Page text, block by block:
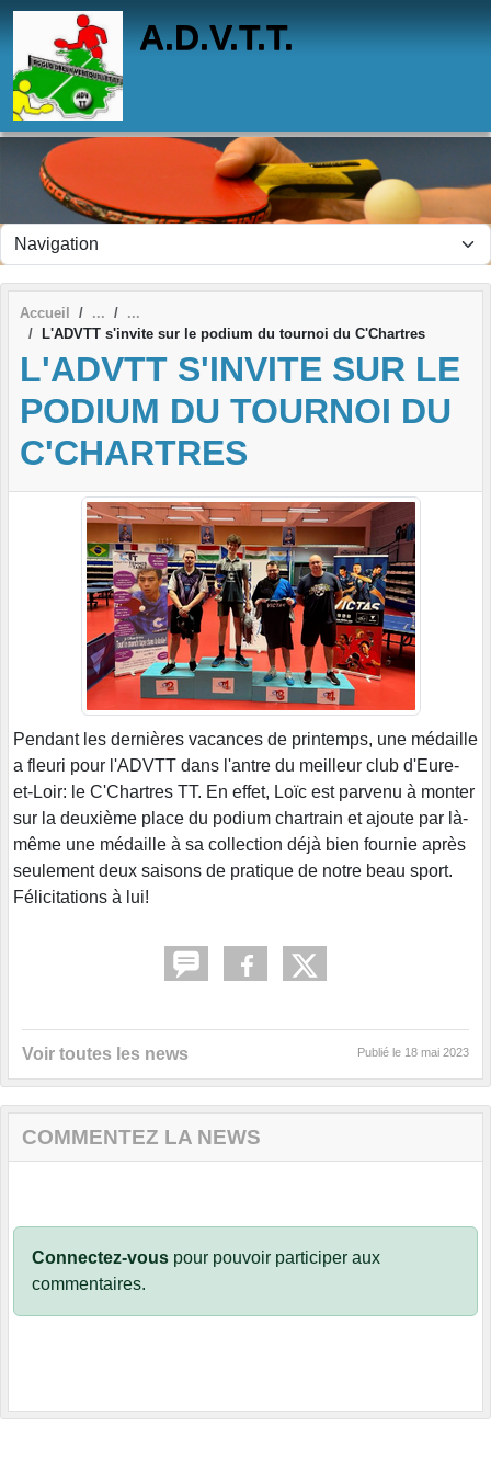
A.D.V.T.T.
Accueil
L'ADVTT s'invite sur le podium du tournoi du C'Chartres
L'ADVTT S'INVITE SUR LE
PODIUM DU TOURNOI DU
C'CHARTRES
Pendant les dernières vacances de printemps, une médaille
a fleuri pour l'ADVTT dans l'antre du meilleur club d'Eure-
et-Loir: le C'Chartres TT. En effet, Loïc est parvenu à monter
sur la deuxième place du podium chartrain et ajoute par là-
même une médaille à sa collection déjà bien fournie après
seulement deux saisons de pratique de notre beau sport.
Félicitations à lui!
Voir toutes les news Publié le 18 mai 2023
COMMENTEZ LA NEWS
Connectez-vous pour pouvoir participer aux
commentaires.
Panneau de gestion des cookies